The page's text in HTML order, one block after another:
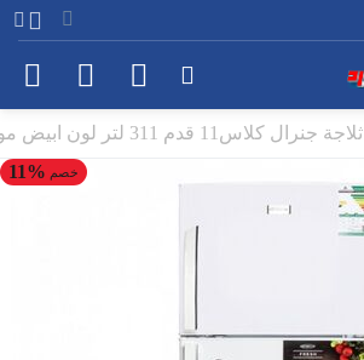
ثلاجة جنرال كلاس11 قدم 311 لتر لون ابيض موديل GEN-CL2-450
خصم 11%